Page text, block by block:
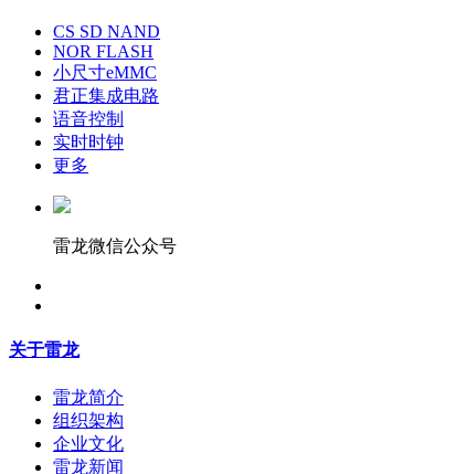
CS SD NAND
NOR FLASH
小尺寸eMMC
君正集成电路
语音控制
实时时钟
更多
雷龙微信公众号
关于雷龙
雷龙简介
组织架构
企业文化
雷龙新闻